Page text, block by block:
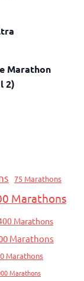
Marathon
2)
75 Marathons
Marathons
Marathons
Marathons
Marathons
Marathons